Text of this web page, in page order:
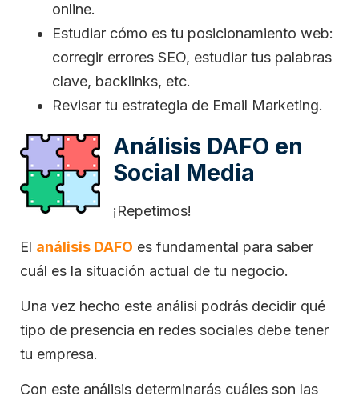
online.
Estudiar cómo es tu posicionamiento web:
corregir errores SEO, estudiar tus palabras
clave, backlinks, etc.
Revisar tu estrategia de Email Marketing.
Análisis DAFO en
Social Media
¡Repetimos!
El análisis DAFO es fundamental para saber
cuál es la situación actual de tu negocio.
Una vez hecho este análisi podrás decidir qué
tipo de presencia en redes sociales debe tener
tu empresa.
Con este análisis determinarás cuáles son las